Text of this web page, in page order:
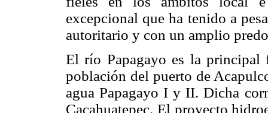
excepcional que ha tenido a
autoritario y con un amplio
El río Papagayo es la principal
población del puerto de
agua Papagayo I y II. Dicha
Cacahuatepec. El proyecto